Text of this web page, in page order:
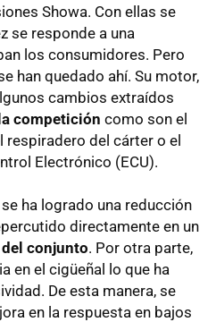
Showa. Con ellas se
se responde a una
los consumidores. Pero
han quedado ahí. Su motor,
cambios extraídos
competición como son el
respiradero del cárter o el
Electrónico (ECU).
ha logrado una reducción
directamente en un
conjunto. Por otra parte,
en el cigüeñal lo que ha
De esta manera, se
en la respuesta en bajos